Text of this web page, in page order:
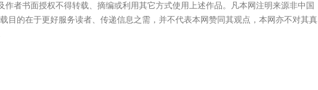
者书面授权不得转载、摘编或利用其它方式使用上述作品。凡本网注明来源非中国
目的在于更好服务读者、传递信息之需，并不代表本网赞同其观点，本网亦不对其真